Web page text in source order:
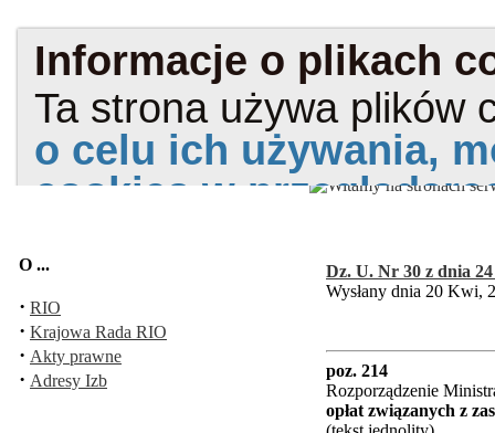
O ...
· RIO
· Krajowa Rada RIO
· Akty prawne
· Adresy Izb
Dz. U. Nr 30 z dnia
Wysłany dnia 20 Kwi,
poz. 214
Rozporządzenie
opłat związanych z